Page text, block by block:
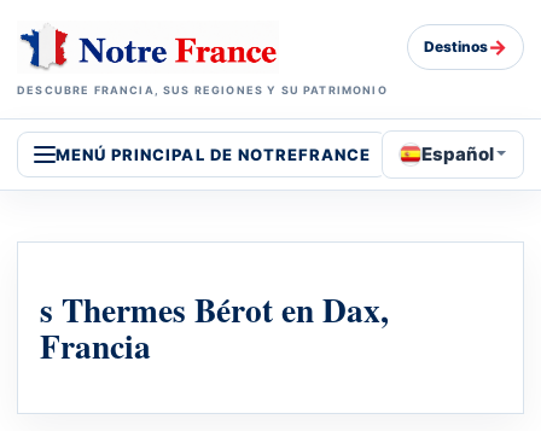
DESCUBRE FRANCIA, SUS REGIONES Y SU PATRIMONIO
Destinos→
MENÚ PRINCIPAL DE NOTREFRANCE Español
s Thermes Bérot en Dax,
Francia